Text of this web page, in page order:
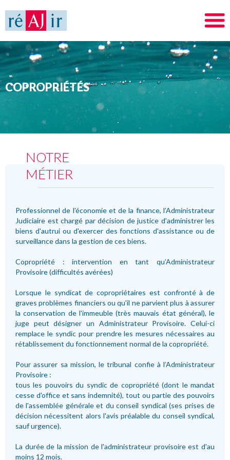
COPROPRIÉTÉS
NOTRE
MÉTIER
Professionnel de l'économie et de la finance, l’Administrateur
Judiciaire est chargé par décision de justice d'administrer les
biens d'autrui ou d'exercer des fonctions d'assistance ou de
surveillance dans la gestion de ces biens.
Copropriété : intervention en tant qu’Administrateur
Provisoire (difficultés avérées)
Lorsque le syndicat de copropriétaires est confronté à de
graves problèmes financiers ou qu'il ne parvient plus à assurer
la conservation de l'immeuble (très mauvais état général), le
juge peut désigner un Administrateur Provisoire. Celui-ci
remplace le syndic pour prendre les mesures nécessaires au
rétablissement du fonctionnement normal de la copropriété.
Pour assurer sa mission, le tribunal confie à l’Administrateur
Provisoire :
tous les pouvoirs du syndic de copropriété (dont le mandat
cesse d'office et sans indemnité), tout ou partie des pouvoirs
de l'assemblée générale et du conseil syndical (ses prises de
décision nécessitent alors l'avis préalable du conseil syndical,
sauf urgence).
La durée de la mission de l'administrateur provisoire est d'au
moins 12 mois.